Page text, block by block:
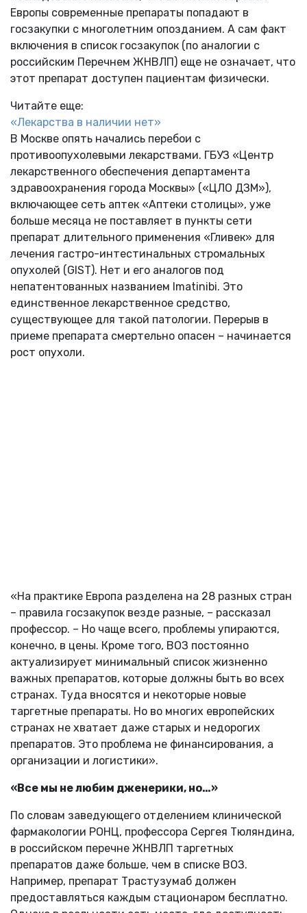
Европы современные препараты попадают в
госзакупки с многолетним опозданием. А сам факт
включения в список госзакупок (по аналогии с
российским Перечнем ЖНВЛП) еще не означает, что
этот препарат доступен пациентам физически.
Читайте еще:
«Лекарства в наличии нет»
В Москве опять начались перебои с
противоопухолевыми лекарствами. ГБУЗ «Центр
лекарственного обеспечения департамента
здравоохранения города Москвы» («ЦЛО ДЗМ»),
включающее сеть аптек «Аптеки столицы», уже
больше месяца не поставляет в пункты сети
препарат длительного применения «Гливек» для
лечения гастро-интестинальных стромальных
опухолей (GIST). Нет и его аналогов под
непатентованных названием Imatinibi. Это
единственное лекарственное средство,
существующее для такой патологии. Перерыв в
приеме препарата смертельно опасен – начинается
рост опухоли.
«На практике Европа разделена на 28 разных стран
– правила госзакупок везде разные, – рассказал
профессор. – Но чаще всего, проблемы упираются,
конечно, в цены. Кроме того, ВОЗ постоянно
актуализирует минимальный список жизненно
важных препаратов, которые должны быть во всех
странах. Туда вносятся и некоторые новые
таргетные препараты. Но во многих европейских
странах не хватает даже старых и недорогих
препаратов. Это проблема не финансирования, а
организации и логистики».
«Все мы не любим дженерики, но…»
По словам заведующего отделением клинической
фармакологии РОНЦ, профессора Сергея Тюляндина,
в российском перечне ЖНВЛП таргетных
препаратов даже больше, чем в списке ВОЗ.
Например, препарат Трастузумаб должен
предоставляться каждым стационаром бесплатно.